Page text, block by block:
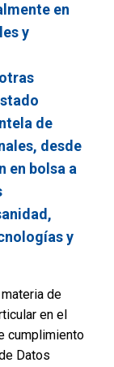
en
y
de
desde
en bolsa a
y
de
en el
cumplimiento
Datos